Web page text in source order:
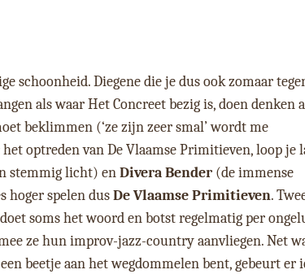
schoonheid. Diegene die je dus ook zomaar
als waar Het Concreet bezig is, doen denken
beklimmen (‘ze zijn zeer smal’ wordt me
optreden van De Vlaamse Primitieven, loop je
stemmig licht) enDivera Bender(de immense
hoger spelen dusDe Vlaamse Primitieven.
soms het woord en botst regelmatig per
ze hun improv-jazz-country aanvliegen. Net
beetje aan het wegdommelen bent, gebeurt er